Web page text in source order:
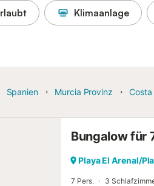
Klimaanlage
Spanien Murcia Provinz Costa
Bungalow für
Playa El Arenal/
7 Pers. 3